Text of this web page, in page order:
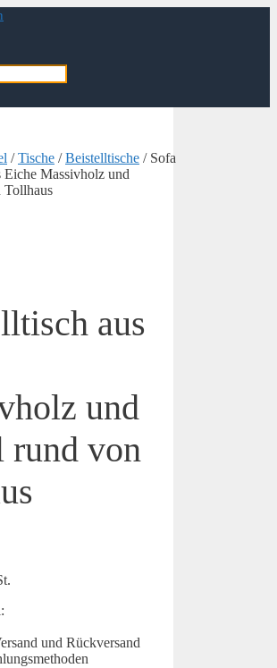
/Tische /Beistelltische / Sofa
Eiche Massivholz und
Tollhaus
aus
und
rund von
und Rückversand